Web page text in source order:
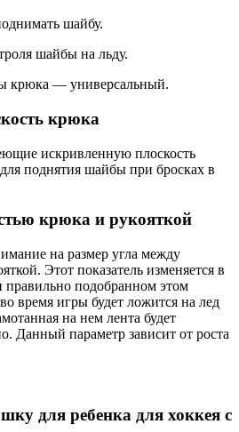
шайбу.
шайбы на льду.
крюка — универсальный.
крюка
искривленную плоскость
поднятия шайбы при бросках в
крюка и рукояткой
на размер угла между
Этот показатель изменяется в
правильно подобранном этом
время игры будет ложится на лед
на нем лента будет
Данный параметр зависит от роста
для ребенка для хоккея с